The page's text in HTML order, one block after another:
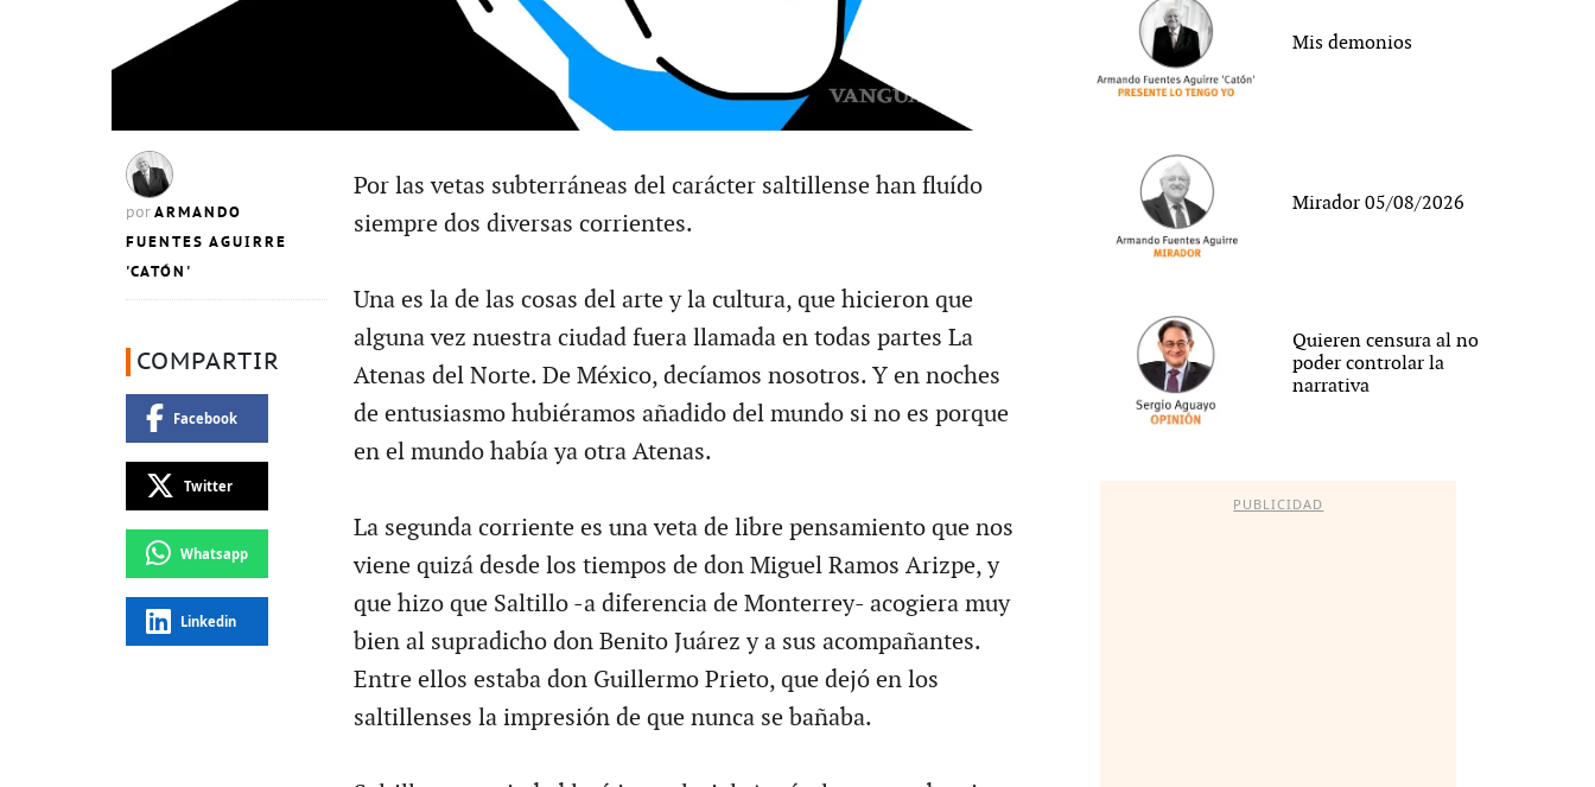
por ARMANDO
FUENTES AGUIRRE
'CATÓN'
COMPARTIR
Facebook
Twitter
Whatsapp
Linkedin
Por las vetas subterráneas del carácter saltillense han fluído
siempre dos diversas corrientes.
Una es la de las cosas del arte y la cultura, que hicieron que
alguna vez nuestra ciudad fuera llamada en todas partes La
Atenas del Norte. De México, decíamos nosotros. Y en noches
de entusiasmo hubiéramos añadido del mundo si no es porque
en el mundo había ya otra Atenas.
La segunda corriente es una veta de libre pensamiento que nos
viene quizá desde los tiempos de don Miguel Ramos Arizpe, y
que hizo que Saltillo -a diferencia de Monterrey- acogiera muy
bien al supradicho don Benito Juárez y a sus acompañantes.
Entre ellos estaba don Guillermo Prieto, que dejó en los
saltillenses la impresión de que nunca se bañaba.
Mis demonios
Mirador 05/08/2026
Quieren censura al no
poder controlar la
narrativa
PUBLICIDAD